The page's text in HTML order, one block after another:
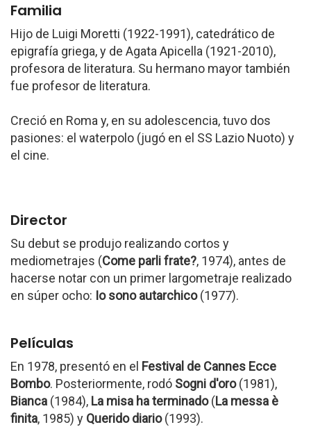
Familia
Hijo de Luigi Moretti (1922-1991), catedrático de
epigrafía griega, y de Agata Apicella (1921-2010),
profesora de literatura. Su hermano mayor también
fue profesor de literatura.
Creció en Roma y, en su adolescencia, tuvo dos
pasiones: el waterpolo (jugó en el SS Lazio Nuoto) y
el cine.
Director
Su debut se produjo realizando cortos y
mediometrajes (Come parli frate?, 1974), antes de
hacerse notar con un primer largometraje realizado
en súper ocho: Io sono autarchico(1977).
Películas
En 1978, presentó en el Festival de Cannes Ecce
Bombo. Posteriormente, rodó Sogni d'oro(1981),
Bianca (1984), La misa ha terminado(La messa è
finita, 1985) y Querido diario(1993).